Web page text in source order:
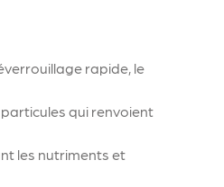
rapide, le
particules qui renvoient
les nutriments et